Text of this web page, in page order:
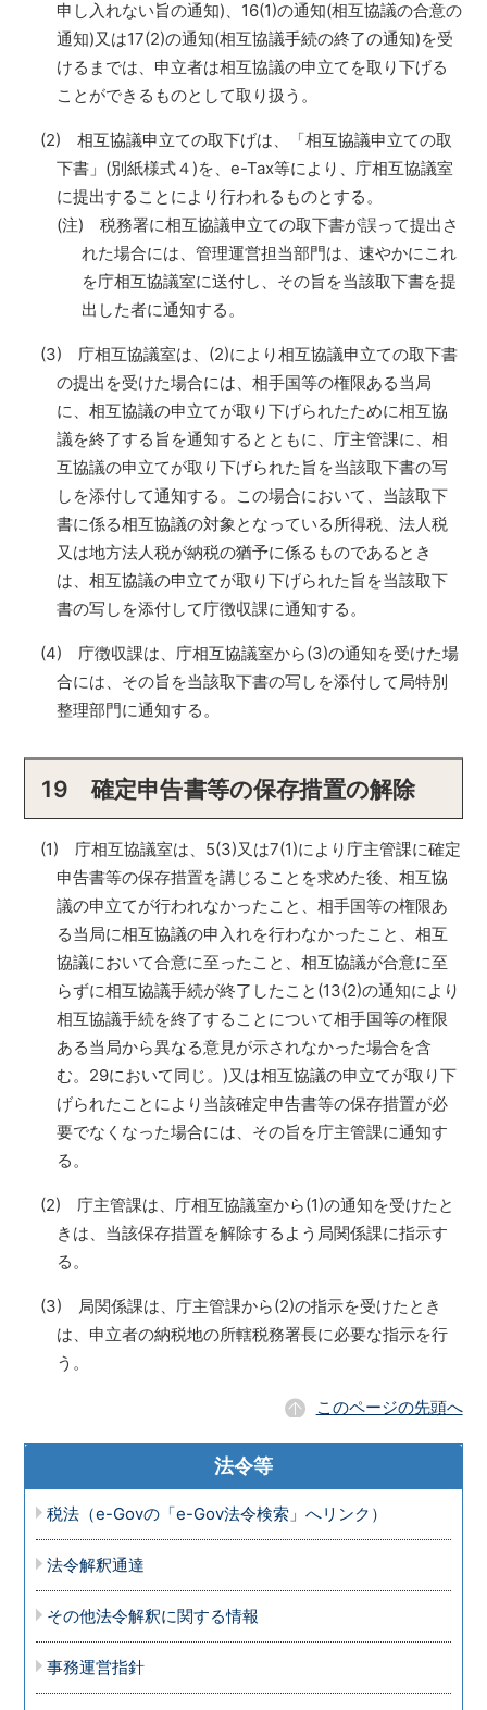
申し入れない旨の通知)、16(1)の通知(相互協議の合意の
通知)又は17(2)の通知(相互協議手続の終了の通知)を受
けるまでは、申立者は相互協議の申立てを取り下げる
ことができるものとして取り扱う。
(2) 相互協議申立ての取下げは、「相互協議申立ての取
下書」(別紙様式４)を、e-Tax等により、庁相互協議室
に提出することにより行われるものとする。
(注) 税務署に相互協議申立ての取下書が誤って提出さ
れた場合には、管理運営担当部門は、速やかにこれ
を庁相互協議室に送付し、その旨を当該取下書を提
出した者に通知する。
(3) 庁相互協議室は、(2)により相互協議申立ての取下書
の提出を受けた場合には、相手国等の権限ある当局
に、相互協議の申立てが取り下げられたために相互協
議を終了する旨を通知するとともに、庁主管課に、相
互協議の申立てが取り下げられた旨を当該取下書の写
しを添付して通知する。この場合において、当該取下
書に係る相互協議の対象となっている所得税、法人税
又は地方法人税が納税の猶予に係るものであるとき
は、相互協議の申立てが取り下げられた旨を当該取下
書の写しを添付して庁徴収課に通知する。
(4) 庁徴収課は、庁相互協議室から(3)の通知を受けた場
合には、その旨を当該取下書の写しを添付して局特別
整理部門に通知する。
19 確定申告書等の保存措置の解除
(1) 庁相互協議室は、5(3)又は7(1)により庁主管課に確定
申告書等の保存措置を講じることを求めた後、相互協
議の申立てが行われなかったこと、相手国等の権限あ
る当局に相互協議の申入れを行わなかったこと、相互
協議において合意に至ったこと、相互協議が合意に至
らずに相互協議手続が終了したこと(13(2)の通知により
相互協議手続を終了することについて相手国等の権限
ある当局から異なる意見が示されなかった場合を含
む。29において同じ。)又は相互協議の申立てが取り下
げられたことにより当該確定申告書等の保存措置が必
要でなくなった場合には、その旨を庁主管課に通知す
る。
(2) 庁主管課は、庁相互協議室から(1)の通知を受けたと
きは、当該保存措置を解除するよう局関係課に指示す
る。
(3) 局関係課は、庁主管課から(2)の指示を受けたとき
は、申立者の納税地の所轄税務署長に必要な指示を行
う。
このページの先頭へ
法令等
税法（e-Govの「e-Gov法令検索」へリンク）
法令解釈通達
その他法令解釈に関する情報
事務運営指針